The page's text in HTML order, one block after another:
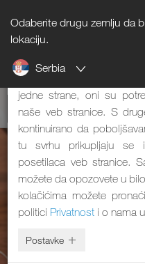
Odaberite drugu zemlju da
lokaciju.
Serbia
Napomena o kolačićima
Naša veb stranica koristi
jedne strane, oni su
naše veb stranice. S
kontinuirano da
tu svrhu prikupljaju se
posetilaca veb stranice.
možete da opozovete u
kolačićima možete
politici Privatnost i o nama u
Postavke